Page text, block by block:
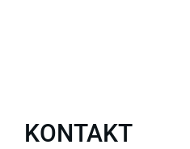
KONTAKT